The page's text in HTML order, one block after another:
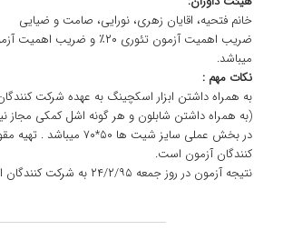
خانم فتحیه، اقایان زهری، نورایی، صامت و ضیایی
میباشد.
نکات مهم :
به همراه داشتن ابزار اسکچینگ به عهده شرکت
(به همراه داشتن شابلون و هر گونه اشل کمکی مجاز
در بخش عملی سایز شیت ها ۵۰*۷۰
کنندگان آزمون است.
نتیجه آزمون در روز جمعه ۲۴/۲/۹۵ به شرکت کنندگان اعلام خواهد شد.